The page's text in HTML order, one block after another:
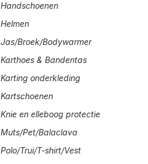
Handschoenen
Helmen
Jas/Broek/Bodywarmer
Karthoes & Bandentas
Karting onderkleding
Kartschoenen
Knie en elleboog protectie
Muts/Pet/Balaclava
Polo/Trui/T-shirt/Vest